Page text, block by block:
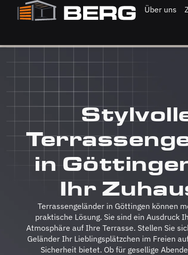
Über uns
in
Ihr
Terrassengeländer in Göttingen können
praktische Lösung. Sie sind ein Ausdruck
Atmosphäre auf Ihre Terrasse. Stellen Sie
Geländer Ihr Lieblingsplätzchen im Freien
Sicherheit bietet. Ob für gesellige